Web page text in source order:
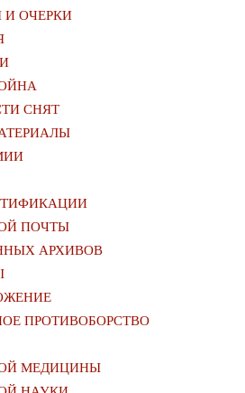
ОЧЕРКИ
СНЯТ
ПОЧТЫ
АРХИВОВ
ПРОТИВОБОРСТВО
МЕДИЦИНЫ